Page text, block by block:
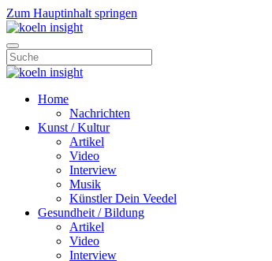
Zum Hauptinhalt springen
Home
Nachrichten
Kunst / Kultur
Artikel
Video
Interview
Musik
Künstler Dein Veedel
Gesundheit / Bildung
Artikel
Video
Interview